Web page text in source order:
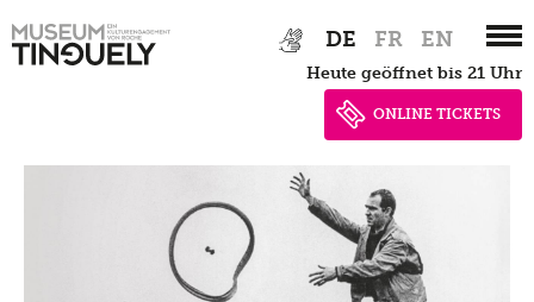
Hauptnavigation
to
DE FR EN
heute geöffnet bis 21 Uhr
ONLINE TICKETS
Lernen
Newsletter
Menu
Brunch
Late Thursday Menu